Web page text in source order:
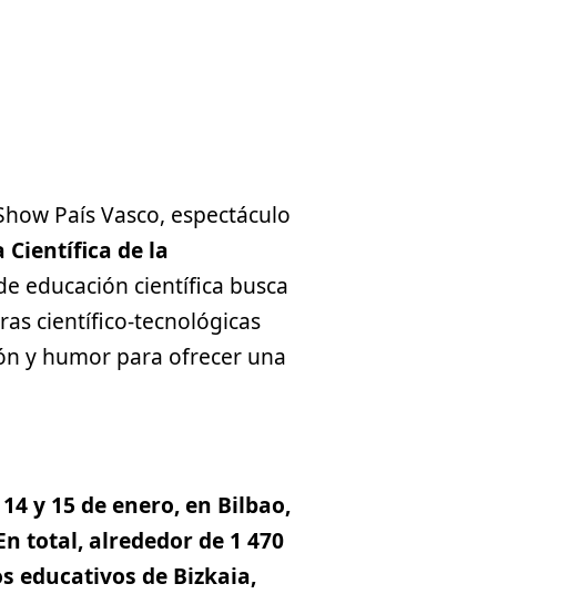
País Vasco, espectáculo
Científica de la
educación científica busca
científico-tecnológicas
y humor para ofrecer una
y 15 de enero, en Bilbao,
total, alrededor de 1 470
educativos de Bizkaia,